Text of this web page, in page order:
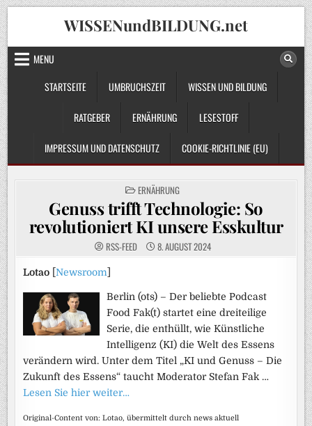
Skip
to
content
WISSENundBILDUNG.net
MENU
STARTSEITE
UMBRUCHSZEIT WISSEN UND BILDUNG
RATGEBER ERNÄHRUNG LESESTOFF
IMPRESSUM UND DATENSCHUTZ COOKIE-RICHTLINIE (EU)
POSTED
IN
ERNÄHRUNG
Genuss trifft Technologie: So
revolutioniert KI unsere Esskultur
RSS-FEED 8. AUGUST 2024
Lotao [Newsroom
Berlin (ots) – Der beliebte Podcast
Food Fak(t) startet eine dreiteilige
Serie, die enthüllt, wie Künstliche
Intelligenz (KI) die Welt des Essens
verändern wird. Unter dem Titel „KI und Genuss – Die
Zukunft des Essens“ taucht Moderator Stefan Fak …
Lesen Sie hier weiter…
Original-Content von: Lotao, übermittelt durch news aktuell